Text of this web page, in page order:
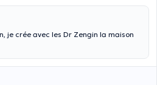
je crée avec les Dr Zengin la maison